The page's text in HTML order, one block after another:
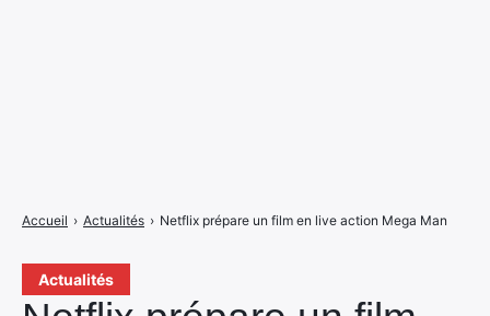
Actualités
Accueil › Actualités › Netflix prépare un film en live action Mega Man